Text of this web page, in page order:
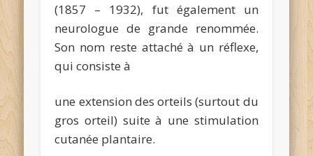
(1857 – 1932), fut également un
neurologue de grande renommée.
Son nom reste attaché à un réflexe,
qui consiste à
une extension des orteils (surtout du
gros orteil) suite à une stimulation
cutanée plantaire.